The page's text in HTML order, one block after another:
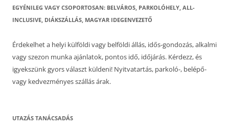
EGYÉNILEG VAGY CSOPORTOSAN: BELVÁROS, PARKOLÓHELY, ALL-
INCLUSIVE, DIÁKSZÁLLÁS, MAGYAR IDEGENVEZETŐ
Érdekelhet a helyi külföldi vagy belföldi állás, idős-gondozás, alkalmi
vagy szezon munka ajánlatok, pontos idő, időjárás. Kérdezz, és
igyekszünk gyors választ küldeni! Nyitvatartás, parkoló-, belépő-
vagy kedvezményes szállás árak.
UTAZÁS TANÁCSADÁS